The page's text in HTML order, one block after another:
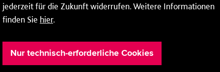
jederzeit für die Zukunft widerrufen. Weitere Informationen
finden Sie hier.
Nur technisch-erforderliche Cookies